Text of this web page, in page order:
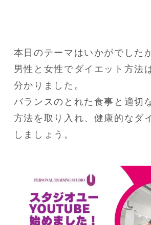
本日のテーマはいかがでした
男性と女性でダイエット方法
分かりました。
バランスのとれた食事と適切
方法を取り入れ、健康的なダ
しましょう。